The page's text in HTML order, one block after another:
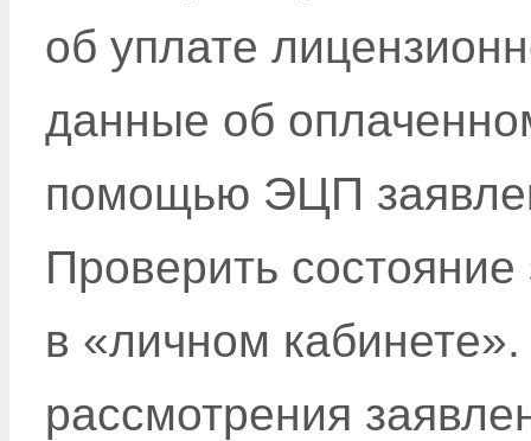
об уплате
данные об
помощью ЭЦП
Проверить
в «личном
рассмотрения